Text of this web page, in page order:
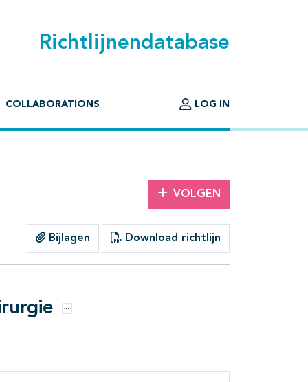
Richtlijnendatabase
COLLABORATIONS LOG IN
VOLGEN
Bijlagen Download richtlijn
Opties